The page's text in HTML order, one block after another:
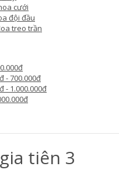
cưới
đội đầu
treo trần
- 700.000đ
- 1.000.000đ
tiên 3